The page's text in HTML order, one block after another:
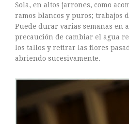
Sola, en altos jarrones, como
ramos blancos y puros; trabajos
Puede durar varias semanas en
precaución de cambiar el agua
los tallos y retirar las flores
abriendo sucesivamente.